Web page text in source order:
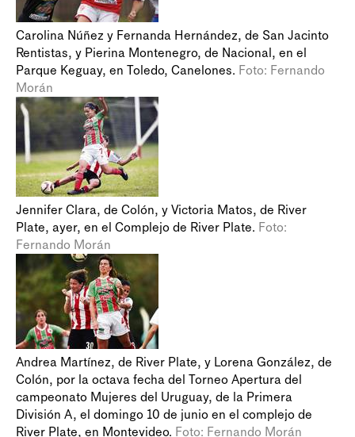
Carolina Núñez y Fernanda Hernández, de San Jacinto
Rentistas, y Pierina Montenegro, de Nacional, en el
Parque Keguay, en Toledo, Canelones. Foto: Fernando
Morán
Jennifer Clara, de Colón, y Victoria Matos, de River
Plate, ayer, en el Complejo de River Plate. Foto:
Fernando Morán
Andrea Martínez, de River Plate, y Lorena González, de
Colón, por la octava fecha del Torneo Apertura del
campeonato Mujeres del Uruguay, de la Primera
División A, el domingo 10 de junio en el complejo de
River Plate, en Montevideo. Foto: Fernando Morán